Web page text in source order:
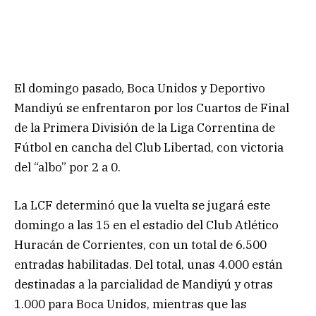
El domingo pasado, Boca Unidos y Deportivo
Mandiyú se enfrentaron por los Cuartos de Final
de la Primera División de la Liga Correntina de
Fútbol en cancha del Club Libertad, con victoria
del “albo” por 2 a 0.
La LCF determinó que la vuelta se jugará este
domingo a las 15 en el estadio del Club Atlético
Huracán de Corrientes, con un total de 6.500
entradas habilitadas. Del total, unas 4.000 están
destinadas a la parcialidad de Mandiyú y otras
1.000 para Boca Unidos, mientras que las